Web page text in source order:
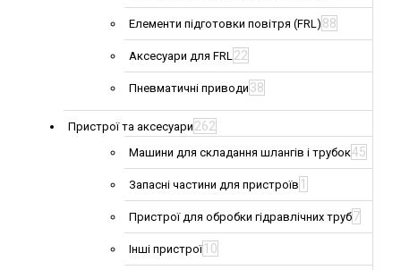
Елементи підготовки повітря (FRL) 88
Аксесуари для FRL22
Пневматичні приводи 38
Пристрої та аксесуари 262
Машини для складання шлангів і трубок45
Запасні частини для пристроїв 1
Пристрої для обробки гідравлічних труб7
Інші пристрої 10